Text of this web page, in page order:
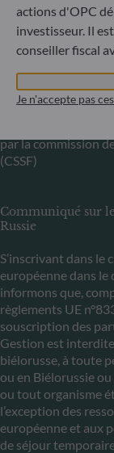
6, rue Gabriel
L-5365 Munsbach
+352 45 76 76 245
Enregistré au
par la commission
(CSSF)
Communiqué sur
Russie
S’inscrivant dans le
européenne dans le
informons que,
règlements UE
souscription des
Gestion est
biélorusse, à toute
ou en Biélorussie
ou tout organisme
l’exception des
européenne et aux
de séjour
actions d'OPC
investisseur. Il
conseiller fiscal
Je n'accepte pas